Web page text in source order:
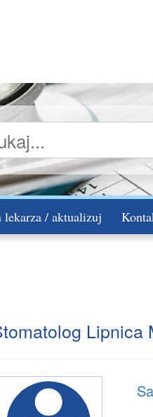
lekarza / aktualizuj
Lipnica